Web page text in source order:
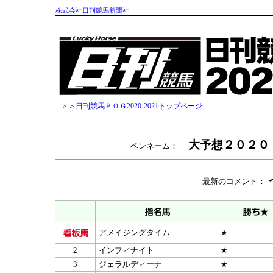
株式会社日刊競馬新聞社
＞＞日刊競馬ＰＯＧ2020-2021トップページ
ペンネーム： 大予想２０２０
最新のコメント：
アメイジングタイム
★
2
インフィナイト
★
3
ジェラルディーナ
★